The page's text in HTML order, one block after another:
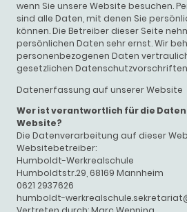
wenn Sie unsere Website besuchen.
sind alle Daten, mit denen Sie
können. Die Betreiber dieser Seite
persönlichen Daten sehr ernst. Wir
personenbezogenen Daten
gesetzlichen
Datenerfassung auf unserer Website
Wer ist verantwortlich für die
Website?
Die Datenverarbeitung auf dieser
Websitebetreiber:
Humboldt-Werkrealschule
Humboldtstr.29, 68169 Mannheim
0621 2937626
humboldt-